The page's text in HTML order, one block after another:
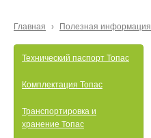
Главная › Полезная информация
Технический паспорт Топас
Комплектация Топас
Транспортировка и
хранение Топас